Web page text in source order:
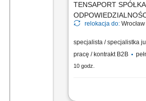
podwykonawców;...
TENSAPORT
relokacja do: Wrocław
specjalista / specjalistka
pracę / kontrakt B2B
10 godz.